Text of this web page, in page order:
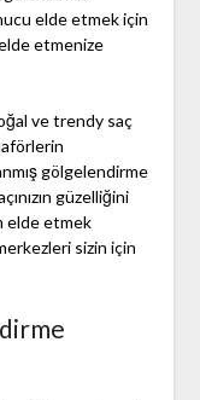
elde etmek için
etmenize
ve trendy saç
gölgelendirme
güzelliğini
elde etmek
sizin için